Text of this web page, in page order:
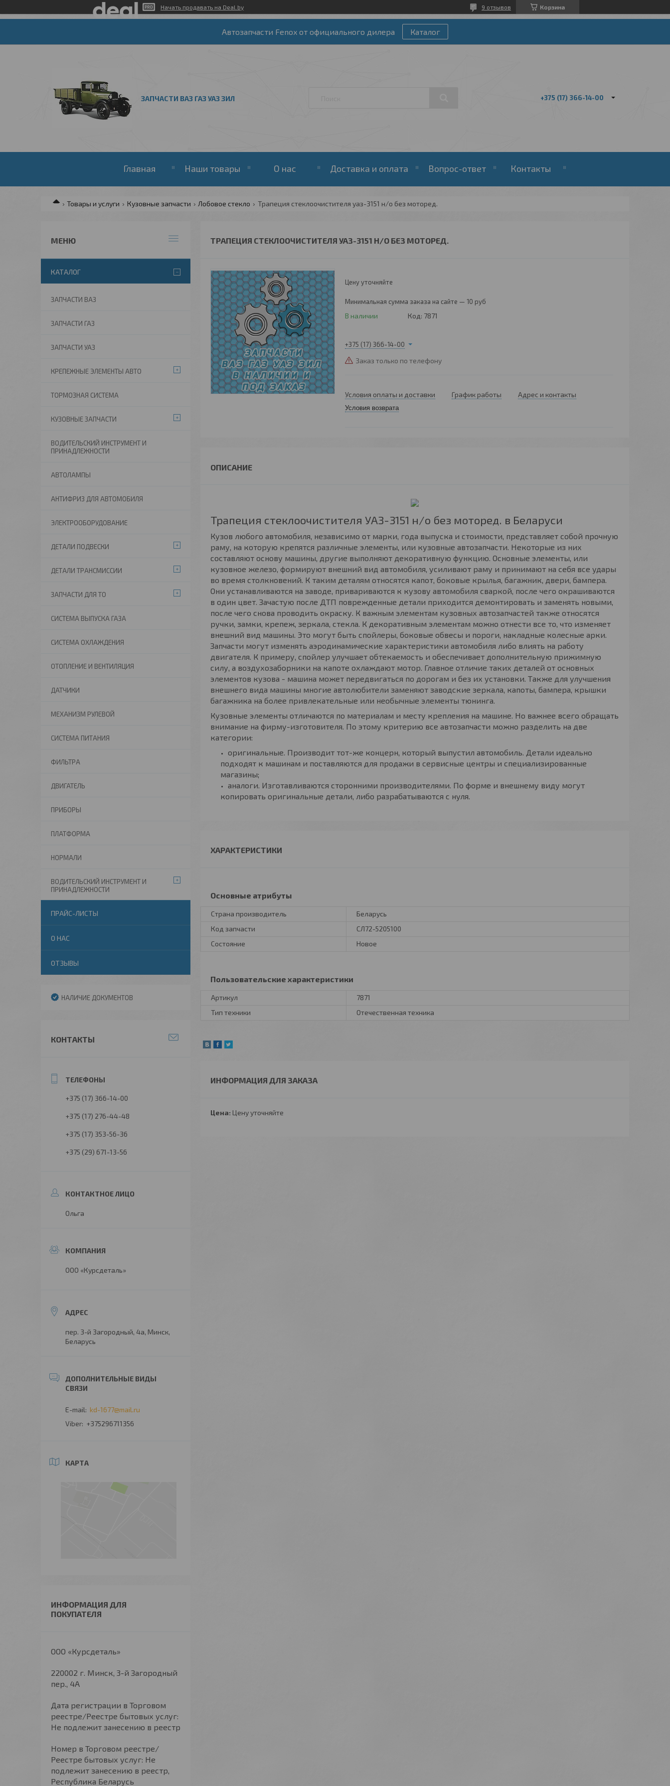
Начать продавать на Deal.by Корзина
9 отзывов
Автозапчасти Fenox от официального дилера Каталог
ЗАПЧАСТИ ВАЗ ГАЗ УАЗ ЗИЛ +375 (17) 366-14-00
Главная Наши товары О нас Доставка и оплата Вопрос-ответ Контакты
Товары и услуги Кузовные запчасти Лобовое стекло Трапеция стеклоочистителя уаз-3151 н/о без моторед.
ТРАПЕЦИЯ СТЕКЛООЧИСТИТЕЛЯ УАЗ-3151 Н/О БЕЗ МОТОРЕД.
Цену уточняйте
Минимальная сумма заказа на сайте — 10 руб
В наличии Код: 7871
+375 (17) 366-14-00
Заказ только по телефону
Условия оплаты и доставки График работы Адрес и контакты
Условия возврата
Трапеция стеклоочистителя УАЗ-3151 н/о без моторед. в Беларуси
Кузов любого автомобиля, независимо от марки, года выпуска и стоимости, представляет собой прочную
раму, на которую крепятся различные элементы, или кузовные автозапчасти. Некоторые из них
составляют основу машины, другие выполняют декоративную функцию. Основные элементы, или
кузовное железо, формируют внешний вид автомобиля, усиливают раму и принимают на себя все удары
во время столкновений. К таким деталям относятся капот, боковые крылья, багажник, двери, бампера.
Они устанавливаются на заводе, привариваются к кузову автомобиля сваркой, после чего окрашиваются
в один цвет. Зачастую после ДТП поврежденные детали приходится демонтировать и заменять новыми,
после чего снова проводить окраску. К важным элементам кузовных автозапчастей также относятся
ручки, замки, крепеж, зеркала, стекла. К декоративным элементам можно отнести все то, что изменяет
внешний вид машины. Это могут быть спойлеры, боковые обвесы и пороги, накладные колесные арки.
Запчасти могут изменять аэродинамические характеристики автомобиля либо влиять на работу
двигателя. К примеру, спойлер улучшает обтекаемость и обеспечивает дополнительную прижимную
силу, а воздухозаборники на капоте охлаждают мотор. Главное отличие таких деталей от основных
элементов кузова - машина может передвигаться по дорогам и без их установки. Также для улучшения
внешнего вида машины многие автолюбители заменяют заводские зеркала, капоты, бампера, крышки
багажника на более привлекательные или необычные элементы тюнинга.
Кузовные элементы отличаются по материалам и месту крепления на машине. Но важнее всего обращать
внимание на фирму-изготовителя. По этому критерию все автозапчасти можно разделить на две
категории:
оригинальные. Производит тот-же концерн, который выпустил автомобиль. Детали идеально
подходят к машинам и поставляются для продажи в сервисные центры и специализированные
магазины;
аналоги. Изготавливаются сторонними производителями. По форме и внешнему виду могут
копировать оригинальные детали, либо разрабатываются с нуля.
ХАРАКТЕРИСТИКИ
Основные атрибуты
Страна производитель
Беларусь
Код запчасти
СЛ72-5205100
Состояние
Новое
Пользовательские характеристики
Артикул
7871
Тип техники
Отечественная техника
ИНФОРМАЦИЯ ДЛЯ ЗАКАЗА
Цена: Цену уточняйте
КАТАЛОГ
ЗАПЧАСТИ ВАЗ
ЗАПЧАСТИ ГАЗ
ЗАПЧАСТИ УАЗ
КРЕПЕЖНЫЕ ЭЛЕМЕНТЫ АВТО
ТОРМОЗНАЯ СИСТЕМА
КУЗОВНЫЕ ЗАПЧАСТИ
ВОДИТЕЛЬСКИЙ ИНСТРУМЕНТ И
ПРИНАДЛЕЖНОСТИ
АВТОЛАМПЫ
АНТИФРИЗ ДЛЯ АВТОМОБИЛЯ
ЭЛЕКТРООБОРУДОВАНИЕ
ДЕТАЛИ ПОДВЕСКИ
ДЕТАЛИ ТРАНСМИССИИ
ЗАПЧАСТИ ДЛЯ ТО
СИСТЕМА ВЫПУСКА ГАЗА
СИСТЕМА ОХЛАЖДЕНИЯ
ОТОПЛЕНИЕ И ВЕНТИЛЯЦИЯ
ДАТЧИКИ
МЕХАНИЗМ РУЛЕВОЙ
СИСТЕМА ПИТАНИЯ
ФИЛЬТРА
ДВИГАТЕЛЬ
ПРИБОРЫ
ПЛАТФОРМА
НОРМАЛИ
ВОДИТЕЛЬСКИЙ ИНСТРУМЕНТ И
ПРИНАДЛЕЖНОСТИ
ПРАЙС-ЛИСТЫ
О НАС
ОТЗЫВЫ
НАЛИЧИЕ ДОКУМЕНТОВ
КОНТАКТЫ
+375 (17) 366-14-00
+375 (17) 276-44-48
+375 (17) 353-56-36
+375 (29) 671-13-56
Ольга
ООО «Курсдеталь»
пер. 3-й Загородный, 4а, Минск,
Беларусь
kd-1677@mail.ru
+375296711356
КАРТА
ИНФОРМАЦИЯ ДЛЯ
ПОКУПАТЕЛЯ
ООО «Курсдеталь»
220002 г. Минск, 3-й Загородный
пер., 4А
Дата регистрации в Торговом
реестре/Реестре бытовых услуг:
Не подлежит занесению в реестр
Номер в Торговом реестре/
Реестре бытовых услуг: Не
подлежит занесению в реестр,
Республика Беларусь